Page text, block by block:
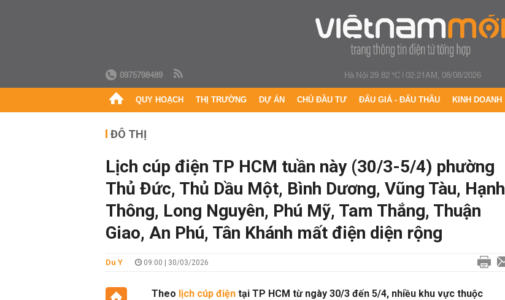
0975798489 Hà Nội 29.82 °C|02:21AM, 08/08/2026
QUY HOẠCH THỊ TRƯỜNG DỰ ÁN CHỦ ĐẦU TƯ ĐẤU GIÁ - ĐẤU THẦU KINH DOANH
ĐÔ THỊ
Lịch cúp điện TP HCM tuần này (30/3-5/4) phường
Thủ Đức, Thủ Dầu Một, Bình Dương, Vũng Tàu, Hạnh
Thông, Long Nguyên, Phú Mỹ, Tam Thắng, Thuận
Giao, An Phú, Tân Khánh mất điện diện rộng
Du Y 09:00 | 30/03/2026
Theo lịch cúp điện tại TP HCM từ ngày 30/3 đến 5/4, nhiều khu vực thuộc